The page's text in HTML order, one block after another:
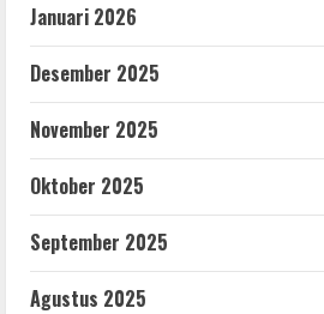
Januari 2026
Desember 2025
November 2025
Oktober 2025
September 2025
Agustus 2025